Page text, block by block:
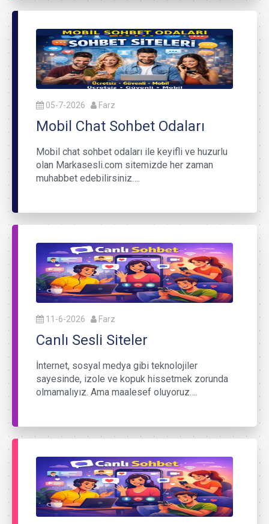
05-7-2026 Farz
Mobil Chat Sohbet Odaları
Mobil chat sohbet odaları ile keyifli ve huzurlu
olan Markasesli.com sitemizde her zaman
muhabbet edebilirsiniz….
11-6-2026 Farz
Canlı Sesli Siteler
İnternet, sosyal medya gibi teknolojiler
sayesinde, izole ve kopuk hissetmek zorunda
olmamalıyız. Ama maalesef oluyoruz….